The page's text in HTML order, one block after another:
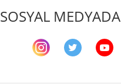
SOSYAL MEDYADA